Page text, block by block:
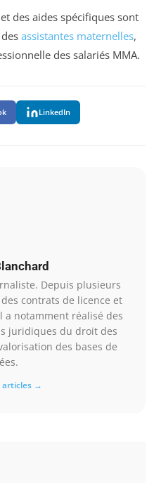
des aides spécifiques sont
assistantes maternelles,
des salariés MMA.
LinkedIn
Depuis plusieurs
contrats de licence et
a notamment réalisé des
juridiques du droit des
des bases de
articles →